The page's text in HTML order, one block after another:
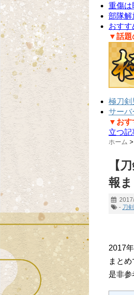
重傷は
部隊解
おすす
▼話題
極刀剣
サーバ
▼おす
立つ記
ホーム >
【
報
- 刀
2017
まとめ
是非参